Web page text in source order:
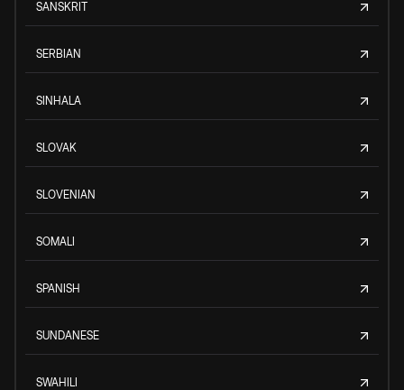
SANSKRIT
SERBIAN
SINHALA
SLOVAK
SLOVENIAN
SOMALI
SPANISH
SUNDANESE
SWAHILI